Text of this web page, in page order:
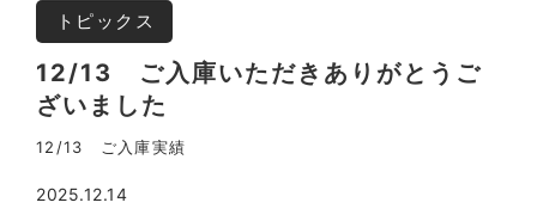
トピックス
12/13 ご入庫いただきありがとうご
ざいました
12/13 ご入庫実績
2025.12.14